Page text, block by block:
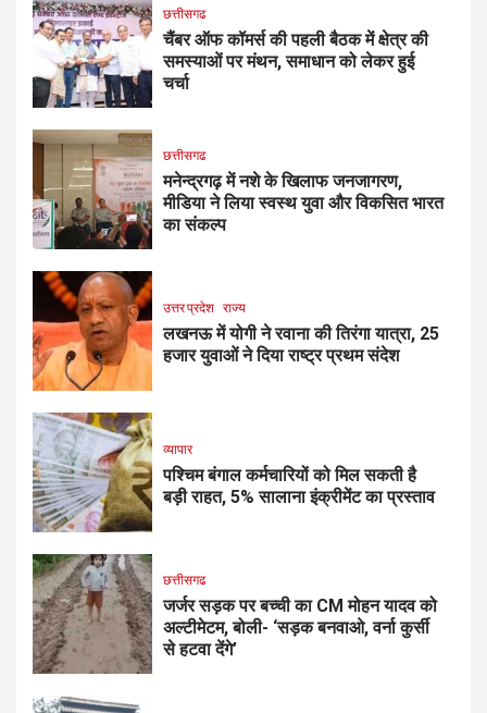
छत्तीसगढ
चैंबर ऑफ कॉमर्स की पहली बैठक में क्षेत्र की
समस्याओं पर मंथन, समाधान को लेकर हुई
चर्चा
छत्तीसगढ
मनेन्द्रगढ़ में नशे के खिलाफ जनजागरण,
मीडिया ने लिया स्वस्थ युवा और विकसित भारत
का संकल्प
उत्तर प्रदेश राज्य
लखनऊ में योगी ने रवाना की तिरंगा यात्रा, 25
हजार युवाओं ने दिया राष्ट्र प्रथम संदेश
व्यापार
पश्चिम बंगाल कर्मचारियों को मिल सकती है
बड़ी राहत, 5% सालाना इंक्रीमेंट का प्रस्ताव
छत्तीसगढ
जर्जर सड़क पर बच्ची का CM मोहन यादव को
अल्टीमेटम, बोली- ‘सड़क बनवाओ, वर्ना कुर्सी
से हटवा देंगे’